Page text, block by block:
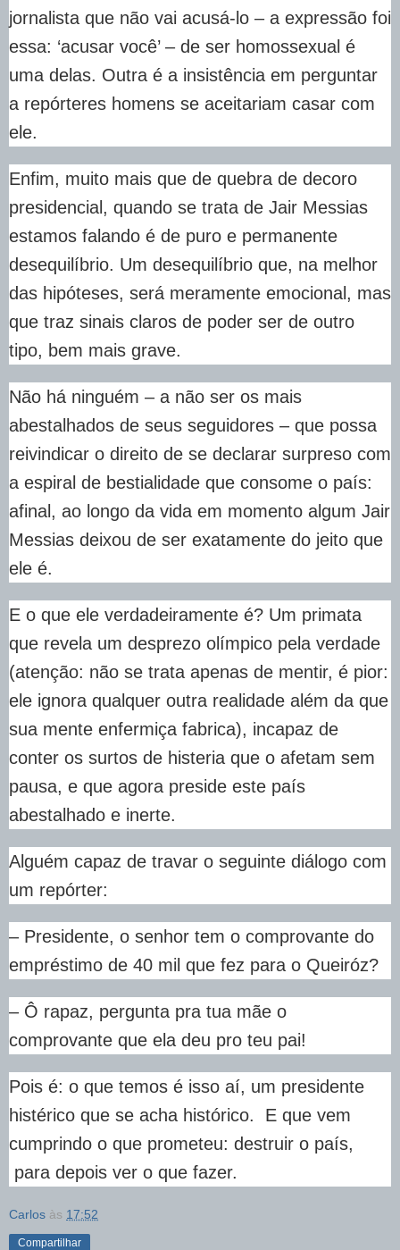
jornalista que não vai acusá-lo – a expressão foi
essa: ‘acusar você’ – de ser homossexual é
uma delas. Outra é a insistência em perguntar
a repórteres homens se aceitariam casar com
ele.
Enfim, muito mais que de quebra de decoro
presidencial, quando se trata de Jair Messias
estamos falando é de puro e permanente
desequilíbrio. Um desequilíbrio que, na melhor
das hipóteses, será meramente emocional, mas
que traz sinais claros de poder ser de outro
tipo, bem mais grave.
Não há ninguém – a não ser os mais
abestalhados de seus seguidores – que possa
reivindicar o direito de se declarar surpreso com
a espiral de bestialidade que consome o país:
afinal, ao longo da vida em momento algum Jair
Messias deixou de ser exatamente do jeito que
ele é.
E o que ele verdadeiramente é? Um primata
que revela um desprezo olímpico pela verdade
(atenção: não se trata apenas de mentir, é pior:
ele ignora qualquer outra realidade além da que
sua mente enfermiça fabrica), incapaz de
conter os surtos de histeria que o afetam sem
pausa, e que agora preside este país
abestalhado e inerte.
Alguém capaz de travar o seguinte diálogo com
um repórter:
– Presidente, o senhor tem o comprovante do
empréstimo de 40 mil que fez para o Queiróz?
– Ô rapaz, pergunta pra tua mãe o
comprovante que ela deu pro teu pai!
Pois é: o que temos é isso aí, um presidente
histérico que se acha histórico. E que vem
cumprindo o que prometeu: destruir o país,
para depois ver o que fazer.
Carlos às 17:52
Compartilhar